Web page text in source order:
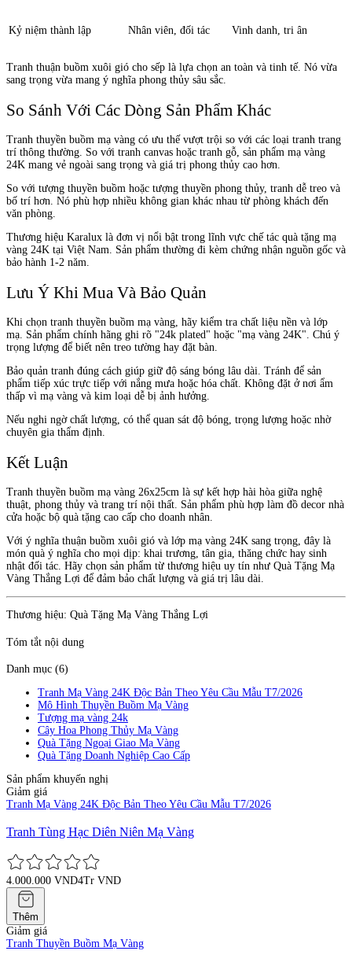
Kỷ niệm thành lập Nhân viên, đối tác Vinh danh, tri ân
Tranh thuận buồm xuôi gió cho sếp là lựa chọn an toàn và tinh tế. Nó vừa
sang trọng vừa mang ý nghĩa phong thủy sâu sắc.
So Sánh Với Các Dòng Sản Phẩm Khác
Tranh thuyền buồm mạ vàng có ưu thế vượt trội so với các loại tranh trang
trí thông thường. So với tranh canvas hoặc tranh gỗ, sản phẩm mạ vàng
24K mang vẻ ngoài sang trọng và giá trị phong thủy cao hơn.
So với tượng thuyền buồm hoặc tượng thuyền phong thủy, tranh dễ treo và
bố trí hơn. Nó phù hợp nhiều không gian khác nhau từ phòng khách đến
văn phòng.
Thương hiệu Karalux là đơn vị nổi bật trong lĩnh vực chế tác quà tặng mạ
vàng 24K tại Việt Nam. Sản phẩm thường đi kèm chứng nhận nguồn gốc và
bảo hành 1-2 năm.
Lưu Ý Khi Mua Và Bảo Quản
Khi chọn tranh thuyền buồm mạ vàng, hãy kiểm tra chất liệu nền và lớp
mạ. Sản phẩm chính hãng ghi rõ "24k plated" hoặc "mạ vàng 24K". Chú ý
trọng lượng để biết nên treo tường hay đặt bàn.
Bảo quản tranh đúng cách giúp giữ độ sáng bóng lâu dài. Tránh để sản
phẩm tiếp xúc trực tiếp với nắng mưa hoặc hóa chất. Không đặt ở nơi ẩm
thấp vì mạ vàng và kim loại dễ bị ảnh hưởng.
Nếu nghi ngờ chất lượng, có thể quan sát độ bóng, trọng lượng hoặc nhờ
chuyên gia thẩm định.
Kết Luận
Tranh thuyền buồm mạ vàng 26x25cm là sự kết hợp hài hòa giữa nghệ
thuật, phong thủy và trang trí nội thất. Sản phẩm phù hợp làm đồ decor nhà
cửa hoặc bộ quà tặng cao cấp cho doanh nhân.
Với ý nghĩa thuận buồm xuôi gió và lớp mạ vàng 24K sang trọng, đây là
món quà ý nghĩa cho mọi dịp: khai trương, tân gia, thăng chức hay sinh
nhật đối tác. Hãy chọn sản phẩm từ thương hiệu uy tín như Quà Tặng Mạ
Vàng Thắng Lợi để đảm bảo chất lượng và giá trị lâu dài.
Thương hiệu: Quà Tặng Mạ Vàng Thắng Lợi
Tóm tắt nội dung
Danh mục (6)
Tranh Mạ Vàng 24K Độc Bản Theo Yêu Cầu Mẫu T7/2026
Mô Hình Thuyền Buồm Mạ Vàng
Tượng mạ vàng 24k
Cây Hoa Phong Thủy Mạ Vàng
Quà Tặng Ngoại Giao Mạ Vàng
Quà Tặng Doanh Nghiệp Cao Cấp
Sản phẩm khuyến nghị
Giảm giá
Tranh Mạ Vàng 24K Độc Bản Theo Yêu Cầu Mẫu T7/2026
Tranh Tùng Hạc Diên Niên Mạ Vàng
4.000.000 VND4Tr VND
Thêm
Giảm giá
Tranh Thuyền Buồm Mạ Vàng